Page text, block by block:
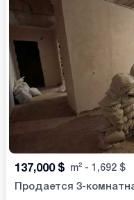
137,000 $ m² - 1,692 $
Продается 3-